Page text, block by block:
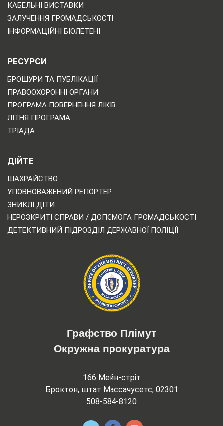
КАБЕЛЬНІ ВИСТАВКИ
ЗАЛУЧЕННЯ ГРОМАДСЬКОСТІ
ІНФОРМАЦІЙНІ БЮЛЕТЕНІ
РЕСУРСИ
БРОШУРИ ТА ПУБЛІКАЦІЇ
ПРАВООХОРОННІ ОРГАНИ
ПРОГРАМА ПОВЕРНЕННЯ ЛІКІВ
ЛІТНЯ ПРОГРАМА
ТРІАДА
ДІЙТЕ
ШАХРАЙСТВО
УПОВНОВАЖЕНИЙ РЕПОРТЕР
ЗНИКЛІ ДІТИ
НЕРОЗКРИТІ СПРАВИ / ДОПОМОГА ГРОМАДСЬКОСТІ
ДЕТЕКТИВНИЙ ПІДРОЗДІЛ ДЕРЖАВНОЇ ПОЛІЦІЇ
Графство Плімут
Окружна прокуратура
166 Мейн-стріт
Броктон, штат Массачусетс, 02301
508-584-8120